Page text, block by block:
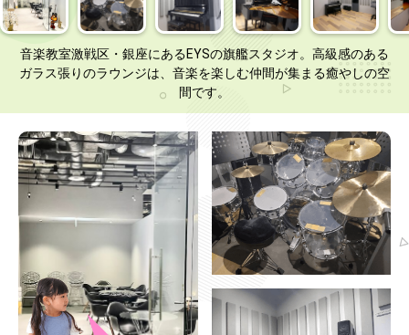
音楽教室激戦区・銀座にあるEYSの旗艦スタジオ。高級感のある
ガラス張りのラウンジは、音楽を楽しむ仲間が集まる癒やしの空
間です。